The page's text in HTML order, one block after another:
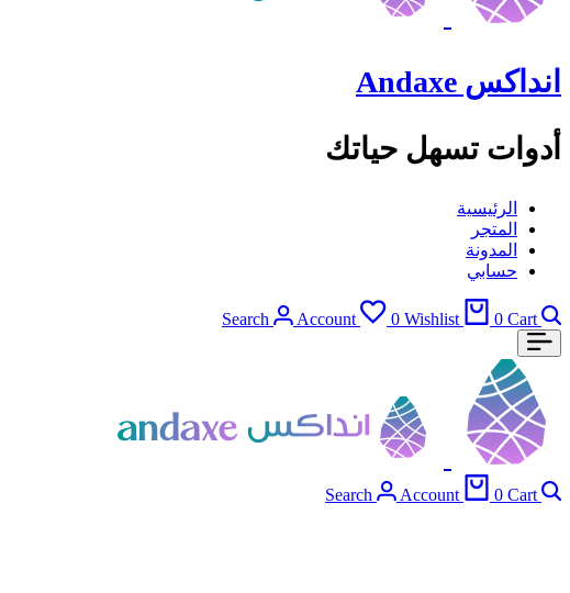
انداكس Andaxe
أدوات تسهل حياتك
الرئيسية
المتجر
المدونة
حسابي
Search Account 0 Wishlist 0 Cart
Search Account 0 Cart